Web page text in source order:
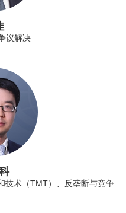
议解决
技术（TMT）、反垄断与竞争